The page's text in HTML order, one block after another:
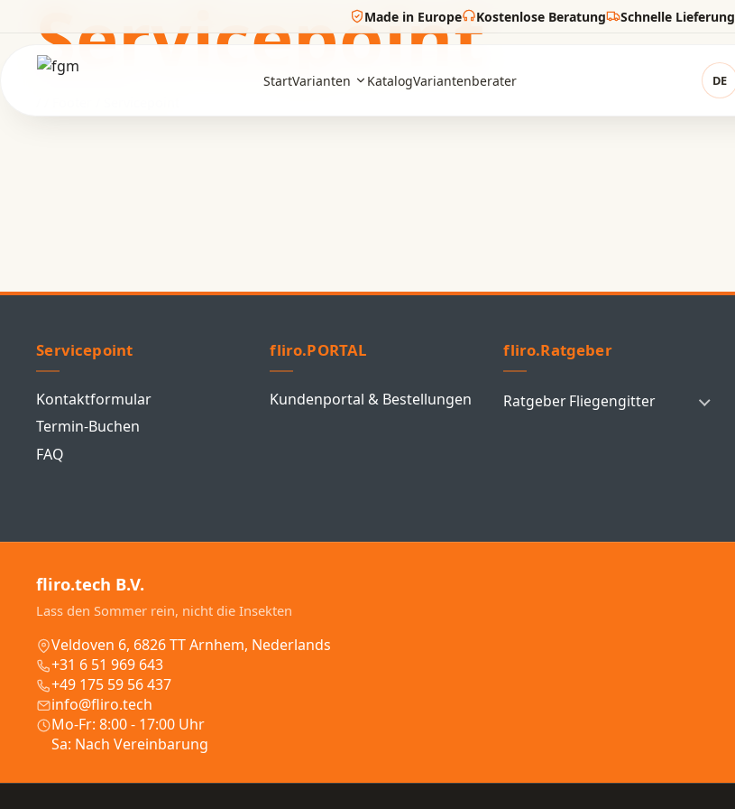
Made in Europe Kostenlose Beratung Schnelle Lieferung
StartVarianten KatalogVariantenberater DE
Servicepoint
Servicepoint
Kontaktformular
Termin-Buchen
FAQ
fliro.PORTAL
Kundenportal & Bestellungen
fliro.Ratgeber
Ratgeber Fliegengitter
fliro.tech B.V.
Lass den Sommer rein, nicht die Insekten
Veldoven 6, 6826 TT Arnhem, Nederlands
+31 6 51 969 643
+49 175 59 56 437
info@fliro.tech
Mo-Fr: 8:00 - 17:00 Uhr
Sa: Nach Vereinbarung